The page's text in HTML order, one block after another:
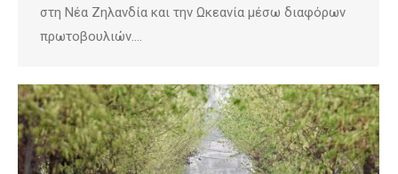
στη Νέα Ζηλανδία και την Ωκεανία μέσω διαφόρων
πρωτοβουλιών.…